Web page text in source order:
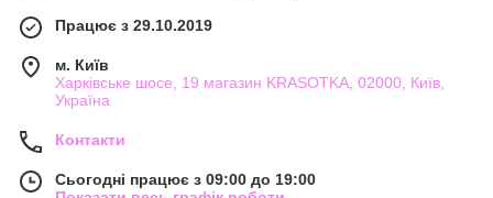
Працює з 29.10.2019
м. Київ
Харківське шосе, 19 магазин KRASOTKA, 02000, Київ,
Україна
Контакти
Сьогодні працює з 09:00 до 19:00